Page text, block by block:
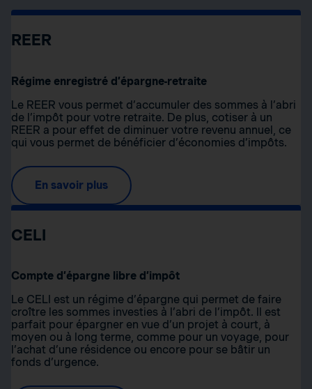
REER
Régime enregistré d’épargne-retraite
Le REER vous permet d’accumuler des sommes à l’abri
de l’impôt pour votre retraite. De plus, cotiser à un
REER a pour effet de diminuer votre revenu annuel, ce
qui vous permet de bénéficier d’économies d’impôts.
En savoir plus
CELI
Compte d’épargne libre d’impôt
Le CELI est un régime d’épargne qui permet de faire
croître les sommes investies à l’abri de l’impôt. Il est
parfait pour épargner en vue d’un projet à court, à
moyen ou à long terme, comme pour un voyage, pour
l’achat d’une résidence ou encore pour se bâtir un
fonds d’urgence.